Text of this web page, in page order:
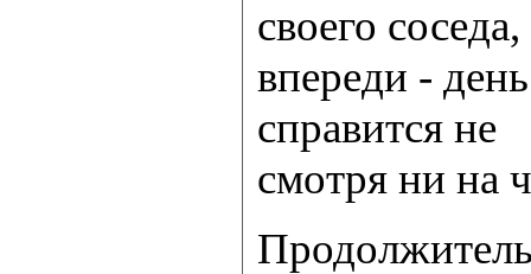
своего соседа,
впереди -
справится не
смотря ни на